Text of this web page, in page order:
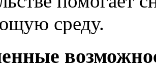
среду.